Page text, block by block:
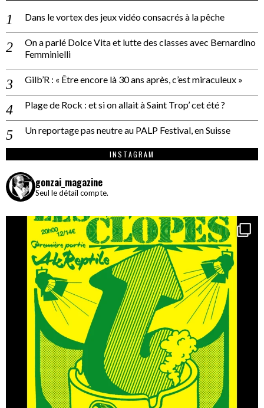
Dans le vortex des jeux vidéo consacrés à la pêche
On a parlé Dolce Vita et lutte des classes avec Bernardino
Femminielli
Gilb’R : « Être encore là 30 ans après, c’est miraculeux »
Plage de Rock : et si on allait à Saint Trop’ cet été ?
Un reportage pas neutre au PALP Festival, en Suisse
INSTAGRAM
gonzai_magazine
Seul le détail compte.